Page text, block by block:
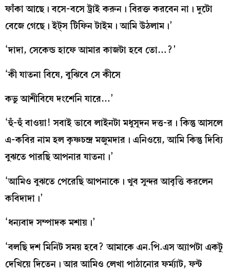
ফাঁকা আছে। বসে-বসে ট্রাই করুন। বিরক্ত করবেন না। দুটো
বেজে গেছে। ইট্‌স টিফিন টাইম। আমি উঠলাম।’
‘দাদা, সেকেন্ড হাফে আমার কাজটা হবে তো…?’
‘কী যাতনা বিষে, বুঝিবে সে কীসে
কভু আশীবিষে দংশেনি যারে…’
‘হুঁ-হুঁ বাওয়া! সবাই ভাবে লাইনটা মধুসূদন দত্ত-র। কিন্তু আসলে
এ-কবির নাম হল কৃষ্ণচন্দ্র মজুমদার। এনিওয়ে, আমি কিন্তু দিব্যি
বুঝতে পারছি আপনার যাতনা।’
‘আমিও বুঝতে পেরেছি আপনাকে। খুব সুন্দর আবৃত্তি করলেন
কবিদাদা।’
‘ধন্যবাদ সম্পাদক মশায়।’
‘বলছি দশ মিনিট সময় হবে? আমাকে এন.পি.এস অ্যাপটা একটু
দেখিয়ে দিতেন। আর আমিও লেখা পাঠানোর ফর্ম্যাট, ফন্ট